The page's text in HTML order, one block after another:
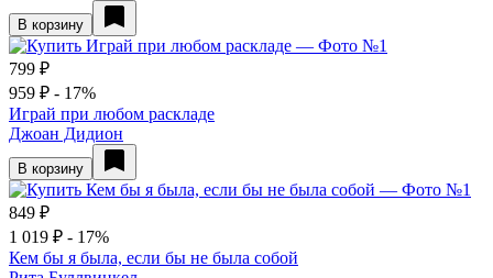
В корзину
799 ₽
959 ₽ - 17%
Играй при любом раскладе
Джоан Дидион
В корзину
849 ₽
1 019 ₽ - 17%
Кем бы я была, если бы не была собой